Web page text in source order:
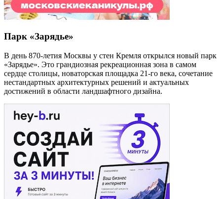
Парк «Зарядье»
В день 870-летия Москвы у стен Кремля открылся новый парк
«Зарядье». Это грандиозная рекреационная зона в самом
сердце столицы, новаторская площадка 21-го века, сочетание
нестандартных архитектурных решений и актуальных
достижений в области ландшафтного дизайна.